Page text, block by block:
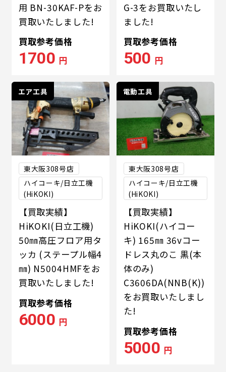
用 BN-30KAF-Pをお
買取いたしました!
買取参考価格
1700 円
G-3をお買取いたし
ました!
買取参考価格
500 円
エア工具
東大阪308号店
ハイコーキ/日立工機
(HiKOKI)
【買取実績】
HiKOKI(日立工機)
50㎜高圧フロア用タ
ッカ (ステープル幅4
㎜) N5004HMFをお
買取いたしました!
買取参考価格
6000 円
電動工具
東大阪308号店
ハイコーキ/日立工機
(HiKOKI)
【買取実績】
HiKOKI(ハイコー
キ) 165㎜ 36vコー
ドレス丸のこ 黒(本
体のみ)
C3606DA(NNB(K))
をお買取いたしまし
た!
買取参考価格
5000 円